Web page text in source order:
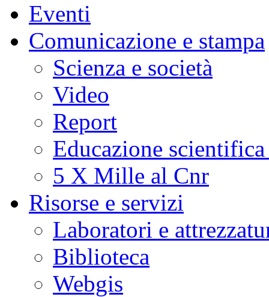
Eventi
Comunicazione e stampa
Scienza e società
Video
Report
Educazione
5 X Mille al Cnr
Risorse e servizi
Laboratori e
Biblioteca
Webgis